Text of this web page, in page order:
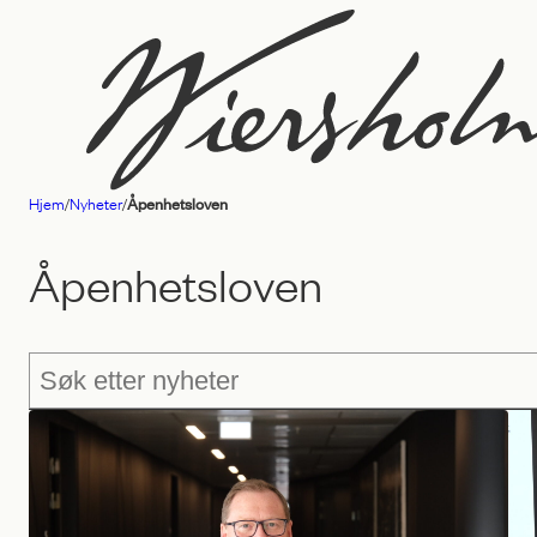
Advokatfirmaet
Wiersholm
Hjem/Nyheter/Åpenhetsloven
Åpenhetsloven
Søk